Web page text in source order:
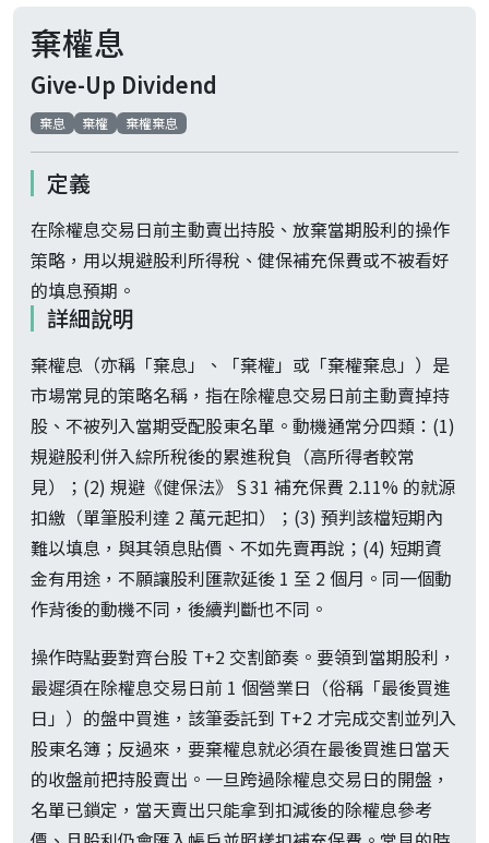
棄權息
Give-Up Dividend
棄息 棄權 棄權棄息
定義
在除權息交易日前主動賣出持股、放棄當期股利的操作
策略，用以規避股利所得稅、健保補充保費或不被看好
的填息預期。
詳細說明
棄權息（亦稱「棄息」、「棄權」或「棄權棄息」）是
市場常見的策略名稱，指在除權息交易日前主動賣掉持
股、不被列入當期受配股東名單。動機通常分四類：(1)
規避股利併入綜所稅後的累進稅負（高所得者較常
見）；(2) 規避《健保法》§31 補充保費 2.11% 的就源
扣繳（單筆股利達 2 萬元起扣）；(3) 預判該檔短期內
難以填息，與其領息貼價、不如先賣再說；(4) 短期資
金有用途，不願讓股利匯款延後 1 至 2 個月。同一個動
作背後的動機不同，後續判斷也不同。
操作時點要對齊台股 T+2 交割節奏。要領到當期股利，
最遲須在除權息交易日前 1 個營業日（俗稱「最後買進
日」）的盤中買進，該筆委託到 T+2 才完成交割並列入
股東名簿；反過來，要棄權息就必須在最後買進日當天
的收盤前把持股賣出。一旦跨過除權息交易日的開盤，
名單已鎖定，當天賣出只能拿到扣減後的除權息參考